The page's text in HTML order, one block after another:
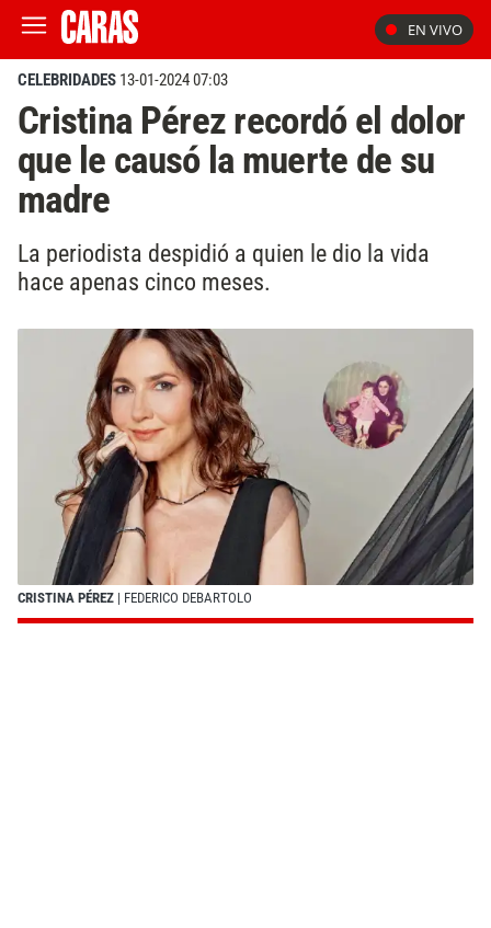
EN VIVO
CELEBRIDADES 13-01-2024 07:03
Cristina Pérez recordó el dolor
que le causó la muerte de su
madre
La periodista despidió a quien le dio la vida
hace apenas cinco meses.
CRISTINA PÉREZ | FEDERICO DEBARTOLO